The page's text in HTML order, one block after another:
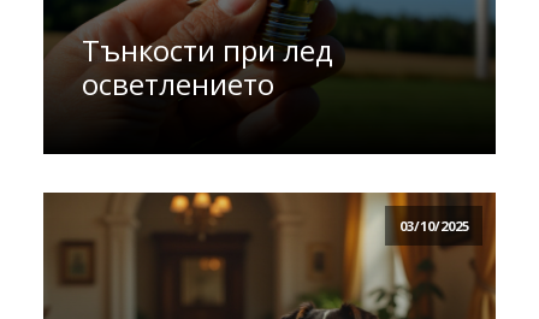
Тънкости при лед
осветлението
03/10/2025